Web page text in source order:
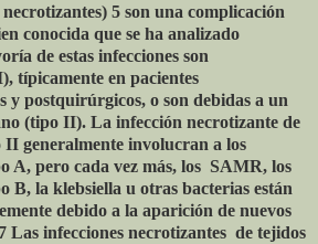
5 son una complicación
conocida que se ha analizado
de estas infecciones son
típicamente en pacientes
y postquirúrgicos, o son debidas a un
(tipo II). La infección necrotizante de
II generalmente involucran a los
A, pero cada vez más, los SAMR, los
B, la klebsiella u otras bacterias están
debido a la aparición de nuevos
Las infecciones necrotizantes de tejidos